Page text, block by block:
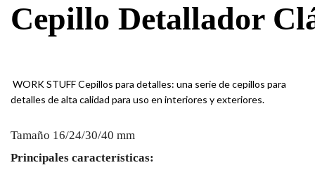
Cepillo Detallador
WORK STUFF Cepillos para detalles: una serie de cepillos para
detalles de alta calidad para uso en interiores y exteriores.
Tamaño 16/24/30/40 mm
Principales características: